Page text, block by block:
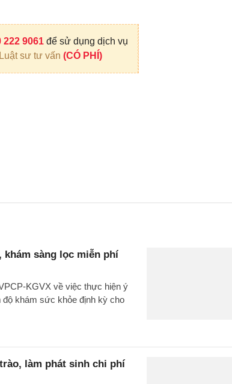
222 9061 để sử dụng dịch vụ
Luật sư tư vấn (CÓ PHÍ)
khám sàng lọc miễn phí
KGVX về việc thực hiện ý
khám sức khỏe định kỳ cho
làm phát sinh chi phí